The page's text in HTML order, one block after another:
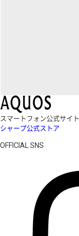
スマートフォン公式サイト
シャープ公式ストア
OFFICIAL SNS